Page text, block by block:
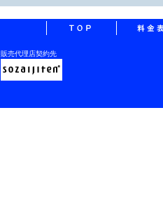
販売代理店契約先